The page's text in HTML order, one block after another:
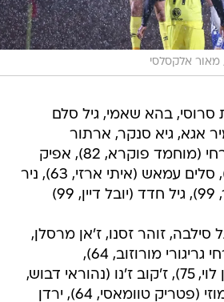
מאור אלקסלסי
סרוסי, בהא שאמי, גיל סלם
63), נמיר אגא, גיא סנקר, ארתור
אלייניקוב, עמית מזרחי (מוחמד פוקרא, 82), אפיק
קטן (משה גולן, 63), סלים עמאש (איתי ארזי, 63), ניר
סילבה, זוהר זסנו, ז'אן מרסלן,
אורי דהן, לי און מזרחי גריגורי מורוזוב, 64),
איסמעילה סורו (ירין לוי, 75), ז'קוב ז'נו (נהוראי דבוש,
87), עדי יונה, טימו מוזי (פטריק טוומאסי, 64), ירדן